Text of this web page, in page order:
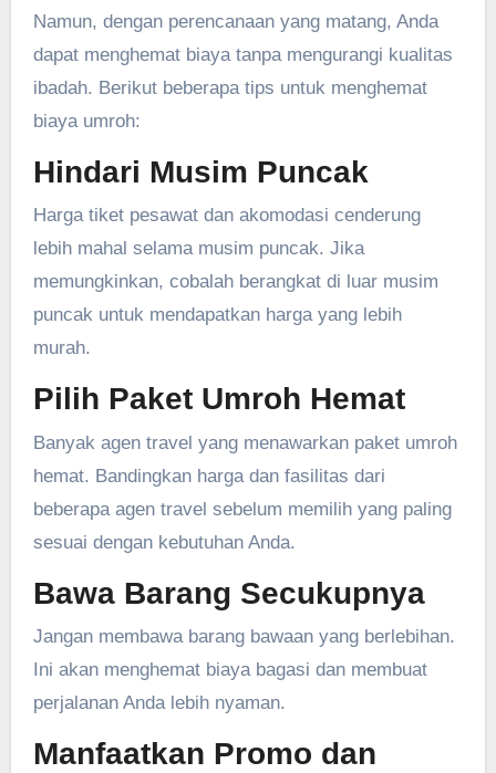
Namun, dengan perencanaan yang matang, Anda
dapat menghemat biaya tanpa mengurangi kualitas
ibadah. Berikut beberapa tips untuk menghemat
biaya umroh:
Hindari Musim Puncak
Harga tiket pesawat dan akomodasi cenderung
lebih mahal selama musim puncak. Jika
memungkinkan, cobalah berangkat di luar musim
puncak untuk mendapatkan harga yang lebih
murah.
Pilih Paket Umroh Hemat
Banyak agen travel yang menawarkan paket umroh
hemat. Bandingkan harga dan fasilitas dari
beberapa agen travel sebelum memilih yang paling
sesuai dengan kebutuhan Anda.
Bawa Barang Secukupnya
Jangan membawa barang bawaan yang berlebihan.
Ini akan menghemat biaya bagasi dan membuat
perjalanan Anda lebih nyaman.
Manfaatkan Promo dan